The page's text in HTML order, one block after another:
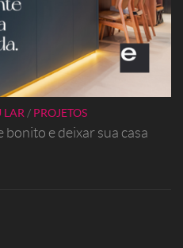
LAR / PROJETOS
e deixar sua casa